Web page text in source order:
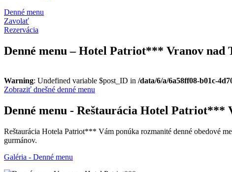
Denné menu
Zavolať
Rezervácia
Denné menu – Hotel Patriot*** Vranov nad
Warning: Undefined variable $post_ID in /data/6/a/6a58ff08-b01c-
Zobraziť dnešné denné menu
Denné menu - Reštaurácia Hotel Patriot***
Reštaurácia Hotela Patriot*** Vám ponúka rozmanité denné obedové
gurmánov.
Galéria - Denné menu